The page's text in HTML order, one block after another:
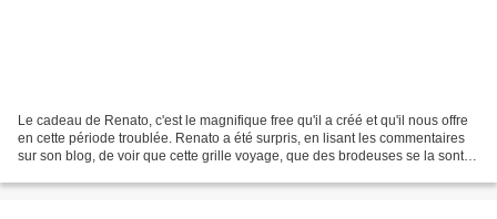
Le cadeau de Renato, c'est le magnifique free qu'il a créé et qu'il nous offre
en cette période troublée. Renato a été surpris, en lisant les commentaires
sur son blog, de voir que cette grille voyage, que des brodeuses se la sont